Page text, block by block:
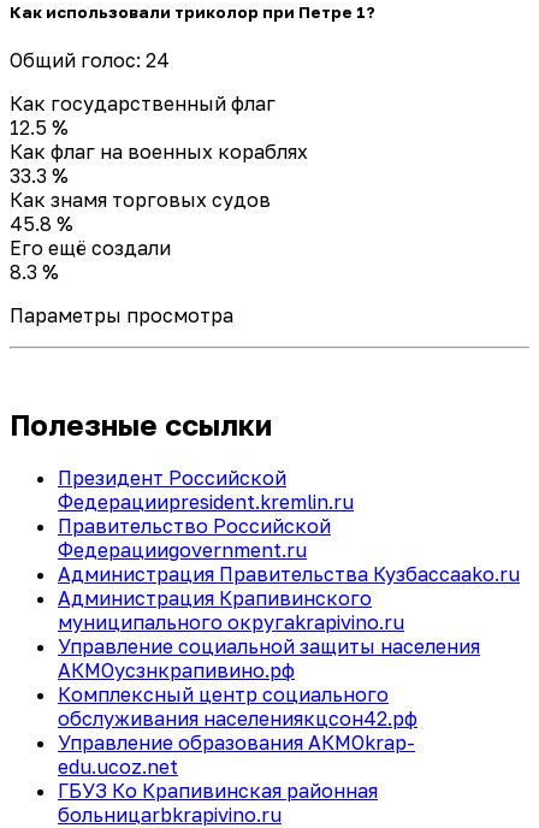
Как использовали триколор при Петре 1?
Общий голос: 24
Как государственный флаг
12.5 %
Как флаг на военных кораблях
33.3 %
Как знамя торговых судов
45.8 %
Его ещё создали
8.3 %
Параметры просмотра
Полезные ссылки
Президент Российской
Федерацииpresident.kremlin.ru
Правительство Российской
Федерацииgovernment.ru
Администрация Правительства Кузбассаako.ru
Администрация Крапивинского
муниципального округаkrapivino.ru
Управление социальной защиты населения
АКМОусзнкрапивино.рф
Комплексный центр социального
обслуживания населениякцсон42.рф
Управление образования АКМОkrap-
edu.ucoz.net
ГБУЗ Ко Крапивинская районная
больницаrbkrapivino.ru